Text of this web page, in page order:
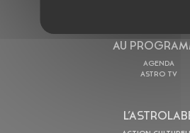
AU
AGENDA
ASTRO TV